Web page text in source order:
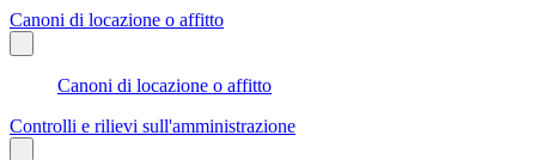
Canoni di locazione o affitto
Canoni di locazione o affitto
Controlli e rilievi sull'amministrazione